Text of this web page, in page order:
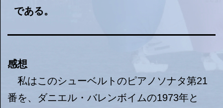
である。
感想
私はこのシューベルトのピアノソナタ第21
番を、ダニエル・バレンボイムの1973年と